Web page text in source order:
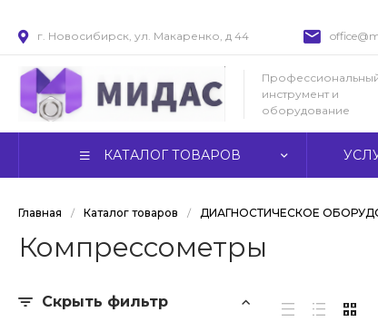
г. Новосибирск, ул. Макаренко, д 44
инструмент и
оборудование
КАТАЛОГ ТОВАРОВ
Главная / Каталог товаров / ДИАГНОСТИЧЕСКОЕ
Компрессометры
Скрыть фильтр